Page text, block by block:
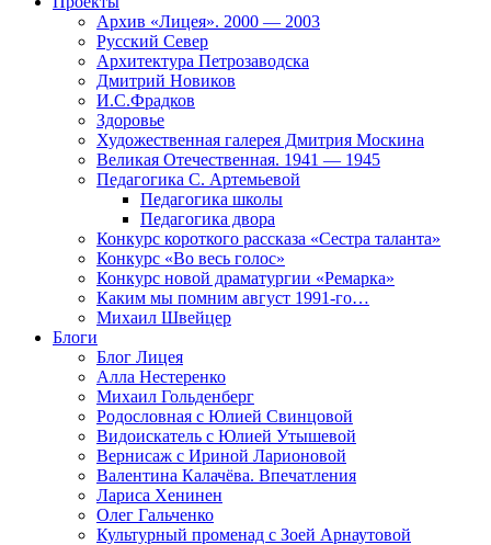
Архив «Лицея». 2000 — 2003
Русский Север
Архитектура Петрозаводска
Дмитрий Новиков
И.С.Фрадков
Здоровье
Художественная галерея Дмитрия Москина
Великая Отечественная. 1941 — 1945
Педагогика С. Артемьевой
Педагогика школы
Педагогика двора
Конкурс короткого рассказа «Сестра таланта»
Конкурс «Во весь голос»
Конкурс новой драматургии «Ремарка»
Каким мы помним август 1991-го…
Михаил Швейцер
Блоги
Блог Лицея
Алла Нестеренко
Михаил Гольденберг
Родословная с Юлией Свинцовой
Видоискатель с Юлией Утышевой
Вернисаж с Ириной Ларионовой
Валентина Калачёва. Впечатления
Лариса Хенинен
Олег Гальченко
Культурный променад с Зоей Арнаутовой